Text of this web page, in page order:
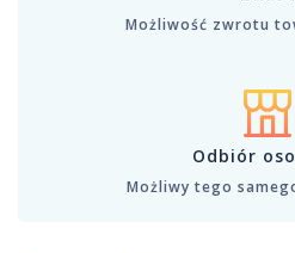
Możliwość zwrotu
Odbiór
Możliwy tego